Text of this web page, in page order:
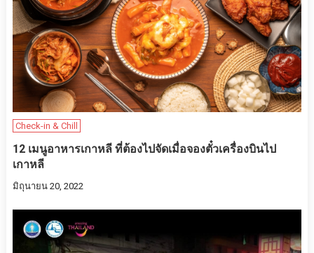
Check-in & Chill
12 เมนูอาหารเกาหลี ที่ต้องไปจัดเมื่อจองตั๋วเครื่องบินไป
เกาหลี
มิถุนายน 20, 2022